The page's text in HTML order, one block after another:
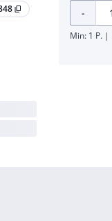
content_copy -
Min: 1 P. |